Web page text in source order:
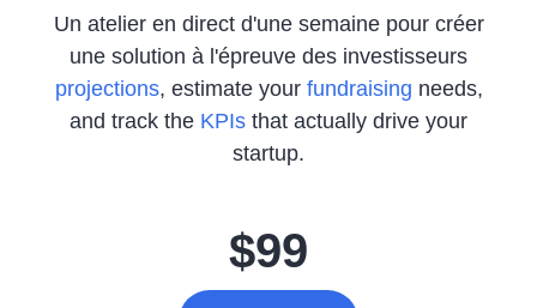
Un atelier en direct d'une semaine pour créer
une solution à l'épreuve des investisseurs
projections, estimate your fundraising needs,
and track the KPIs that actually drive your
startup.
$99